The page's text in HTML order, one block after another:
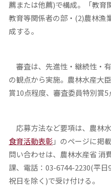
薦または他薦)――で構成。「教
教育等関係者の部・(2)農林漁
成する。
審査は、先進性・継続性・
の観点から実施。農林水産大
賞10点程度、審査委員特別賞5
応募方法など要項は、農林
食育活動表彰」のページに掲
問い合わせは、農林水産省 消
課、電話：03-6744-2230(平日
祝日を除く)で受け付ける。